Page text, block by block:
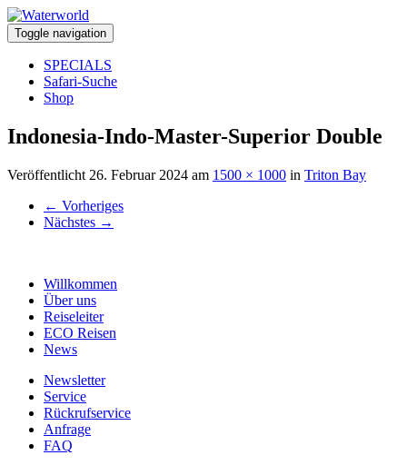
Toggle navigation
SPECIALS
Safari-Suche
Shop
Indonesia-Indo-Master-Superior Double
Veröffentlicht 26. Februar 2024 am 1500 × 1000 in Triton Bay
← Vorheriges
Nächstes →
Willkommen
Über uns
Reiseleiter
ECO Reisen
News
Newsletter
Service
Rückrufservice
Anfrage
FAQ